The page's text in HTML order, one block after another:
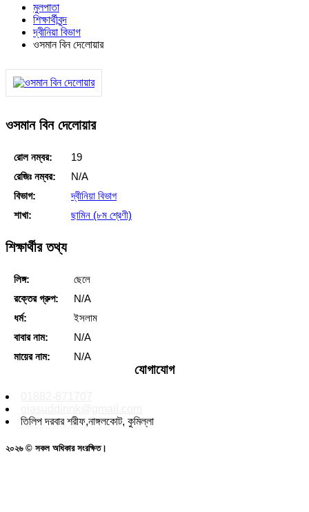
মুলপাতা
শিক্ষার্থীবৃন্দ
দ্বীনিয়া বিভাগ
ওসমান বিন দেলোয়ার
ওসমান বিন দেলোয়ার
রোল নম্বর:
19
রেজিঃ নম্বর:
N/A
বিভাগ:
দ্বীনিয়া বিভাগ
শাখা:
ছামিন (৮ম শ্রেণী)
শিক্ষার্থীর তথ্য
লিঙ্গ:
ছেলে
রক্তের গ্রুপ:
N/A
ধর্ম:
ইসলাম
বাবার নাম:
N/A
মায়ের নাম:
N/A
যোগাযোগ
তিলিপ দরবার শরীফ,নাঙ্গলকোট, কুমিল্লা
২০২৬ © সকল অধিকার সংরক্ষিত।